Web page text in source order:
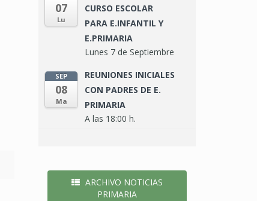
07
Lu
CURSO ESCOLAR
PARA E.INFANTIL Y
E.PRIMARIA
Lunes 7 de Septiembre
SEP
08
Ma
REUNIONES INICIALES
CON PADRES DE E.
PRIMARIA
A las 18:00 h.
ARCHIVO NOTICIAS
PRIMARIA